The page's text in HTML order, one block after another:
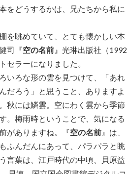
をどうするかは、兄たちから私に
を眺めていて、とても懐かしい本
司『空の名前 』光琳出版社（1992
セラーになりました。
いろな形の雲を見つけて、「あれ
だろう」と思うこと、ありますよ
秋には鱗雲。空にわく雲から季節
。梅雨時ということで、気になる
がありますね。『空の名前 』は、
ふんだんにあって、パラパラと眺
言葉は、江戸時代の中頃、貝原益